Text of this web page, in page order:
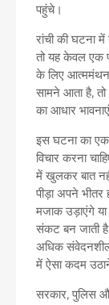
पहुंचे।
रांची की घटना में
तो यह केवल एक
के लिए आत्ममंथन
सामने आता है, तो
का आधार
इस घटना का एक
विचार करना
में खुलकर बात
पीड़ा अपने
मजाक उड़ाएंगे
संकट बन जाती
अधिक संवेदनशील
में ऐसा कदम
सरकार, पुलिस